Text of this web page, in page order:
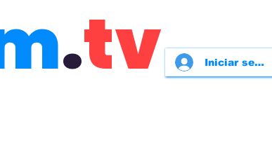
.tv Iniciar sesión